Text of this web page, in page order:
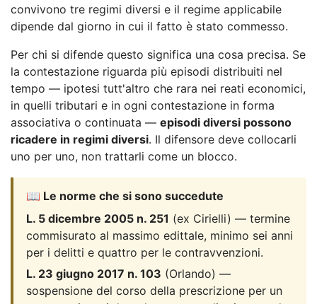
convivono tre regimi diversi e il regime applicabile
dipende dal giorno in cui il fatto è stato commesso.
Per chi si difende questo significa una cosa precisa. Se
la contestazione riguarda più episodi distribuiti nel
tempo — ipotesi tutt'altro che rara nei reati economici,
in quelli tributari e in ogni contestazione in forma
associativa o continuata — episodi diversi possono
ricadere in regimi diversi. Il difensore deve collocarli
uno per uno, non trattarli come un blocco.
📖 Le norme che si sono succedute
L. 5 dicembre 2005 n. 251 (ex Cirielli) — termine
commisurato al massimo edittale, minimo sei anni
per i delitti e quattro per le contravvenzioni.
L. 23 giugno 2017 n. 103 (Orlando) —
sospensione del corso della prescrizione per un